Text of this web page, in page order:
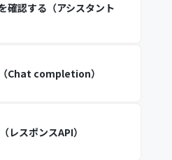
確認する（アシスタント
Chat completion）
レスポンスAPI）